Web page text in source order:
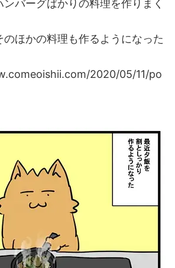
バーグばかりの料理を作りまく
のほかの料理も作るようになった
2020/05/11/po